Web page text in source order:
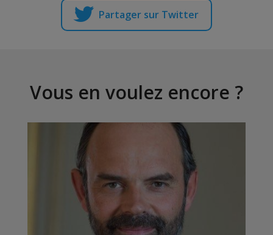
Partager sur Twitter
Vous en voulez encore ?